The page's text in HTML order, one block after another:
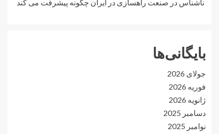
ناشناس در صنعت راهسازی در ایران چگونه پیشرفت می کند
بایگانی‌ها
جولای 2026
فوریه 2026
ژانویه 2026
دسامبر 2025
نوامبر 2025